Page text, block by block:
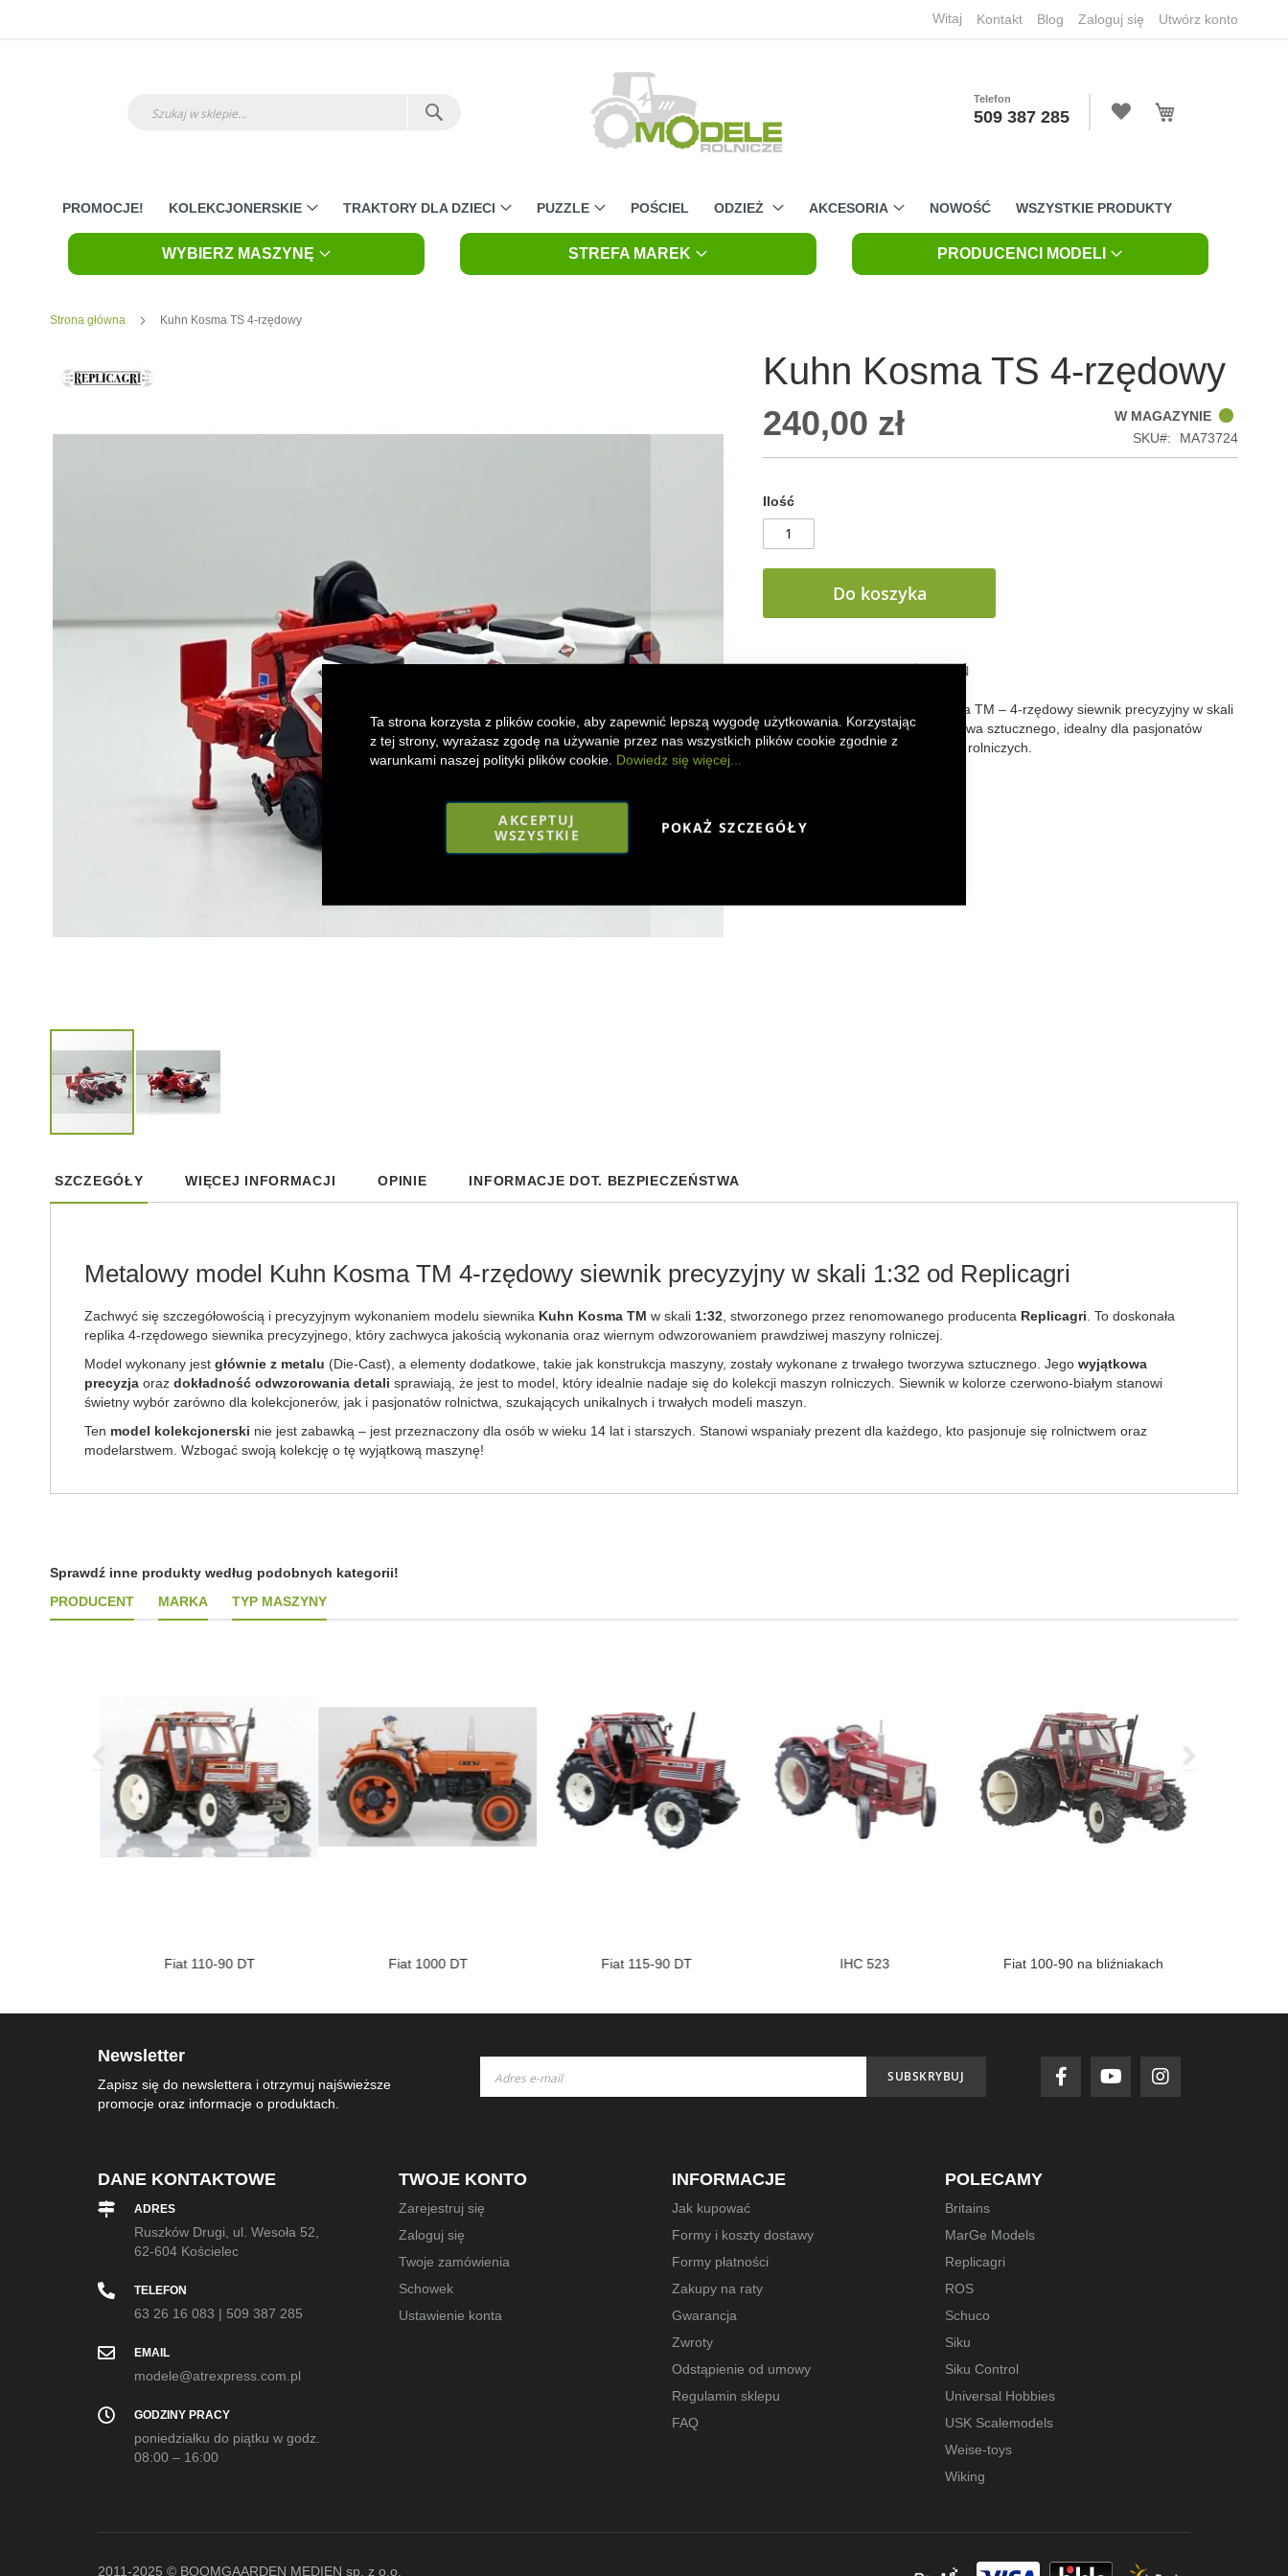
Ta strona korzysta z plików cookie, aby zapewnić lepszą wygodę użytkowania. Korzystając
z tej strony, wyrażasz zgodę na używanie przez nas wszystkich plików cookie zgodnie z
warunkami naszej polityki plików cookie. Dowiedz się więcej...
AKCEPTUJ
WSZYSTKIE
POKAŻ SZCZEGÓŁY
Witaj Kontakt Blog Zaloguj się Utwórz konto
Telefon
509 387 285
PROMOCJE! KOLEKCJONERSKIE TRAKTORY DLA DZIECI PUZZLE POŚCIEL ODZIEŻ AKCESORIA NOWOŚĆ WSZYSTKIE PRODUKTY
WYBIERZ MASZYNĘ STREFA MAREK PRODUCENCI MODELI
Strona główna Kuhn Kosma TS 4-rzędowy
of
the
beginning
gallery
Kuhn Kosma TS 4-rzędowy
240,00 zł
W MAGAZYNIE
SKU
MA73724
Ilość
Do koszyka
DODAJ DO LISTY ŻYCZEŃ
Model kolekcjonerski Kuhn Kosma TM – 4-rzędowy siewnik precyzyjny w skali
1:32. Wykonany z metalu i tworzywa sztucznego, idealny dla pasjonatów
rolnictwa i kolekcjonerów maszyn rolniczych.
SZCZEGÓŁY
Metalowy model Kuhn Kosma TM 4-rzędowy siewnik precyzyjny w skali 1:32 od Replicagri
Zachwyć się szczegółowością i precyzyjnym wykonaniem modelu siewnika Kuhn Kosma TM w skali 1:32 , stworzonego przez renomowanego producenta Replicagri . To doskonała
replika 4-rzędowego siewnika precyzyjnego, który zachwyca jakością wykonania oraz wiernym odwzorowaniem prawdziwej maszyny rolniczej.
Model wykonany jest głównie z metalu (Die-Cast), a elementy dodatkowe, takie jak konstrukcja maszyny, zostały wykonane z trwałego tworzywa sztucznego. Jego wyjątkowa
precyzja oraz dokładność odwzorowania detali sprawiają, że jest to model, który idealnie nadaje się do kolekcji maszyn rolniczych. Siewnik w kolorze czerwono-białym stanowi
świetny wybór zarówno dla kolekcjonerów, jak i pasjonatów rolnictwa, szukających unikalnych i trwałych modeli maszyn.
Ten model kolekcjonerski nie jest zabawką – jest przeznaczony dla osób w wieku 14 lat i starszych. Stanowi wspaniały prezent dla każdego, kto pasjonuje się rolnictwem oraz
modelarstwem. Wzbogać swoją kolekcję o tę wyjątkową maszynę!
WIĘCEJ INFORMACJI OPINIE INFORMACJE DOT. BEZPIECZEŃSTWA
Sprawdź inne produkty według podobnych kategorii!
PRODUCENT
MARKA TYP MASZYNY
Fiat 110-90 DT Fiat 1000 DT Fiat 115-90 DT IHC 523 Fiat 100-90 na bliźniakach
Newsletter
Zapisz się do newslettera i otrzymuj najświeższe
promocje oraz informacje o produktach.
nasz
SUBSKRYBUJ
DANE KONTAKTOWE
ADRES
Ruszków Drugi, ul. Wesoła 52,
62-604 Kościelec
TELEFON
63 26 16 083 | 509 387 285
EMAIL
modele@atrexpress.com.pl
GODZINY PRACY
poniedziałku do piątku w godz.
08:00 – 16:00
TWOJE KONTO
Zarejestruj się
Zaloguj się
Twoje zamówienia
Schowek
Ustawienie konta
INFORMACJE
Jak kupować
Formy i koszty dostawy
Formy płatności
Zakupy na raty
Gwarancja
Zwroty
Odstąpienie od umowy
Regulamin sklepu
FAQ
POLECAMY
Britains
MarGe Models
Replicagri
ROS
Schuco
Siku
Siku Control
Universal Hobbies
USK Scalemodels
Weise-toys
Wiking
2011-2025 © BOOMGAARDEN MEDIEN sp. z o.o.